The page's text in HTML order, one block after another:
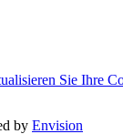
Sie Ihre
by Envision